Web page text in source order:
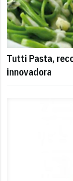
Tutti Pasta,
innovadora